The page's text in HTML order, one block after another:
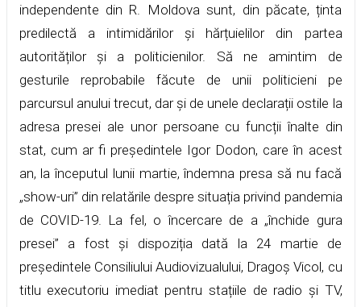
independente din R. Moldova sunt, din păcate, ținta
predilectă a intimidărilor și hărțuielilor din partea
autorităților și a politicienilor. Să ne amintim de
gesturile reprobabile făcute de unii politicieni pe
parcursul anului trecut, dar și de unele declarații ostile la
adresa presei ale unor persoane cu funcții înalte din
stat, cum ar fi președintele Igor Dodon, care în acest
an, la începutul lunii martie, îndemna presa să nu facă
„show-uri” din relatările despre situația privind pandemia
de COVID-19. La fel, o încercare de a „închide gura
presei” a fost și dispoziția dată la 24 martie de
președintele Consiliului Audiovizualului, Dragoș Vicol, cu
titlu executoriu imediat pentru stațiile de radio și TV,